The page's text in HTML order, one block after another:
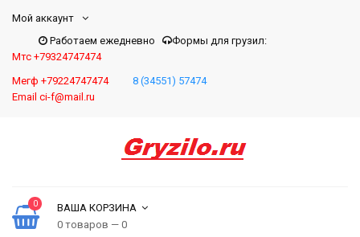
Мой аккаунт
Работаем ежедневно
Формы для грузил:
Мтс +79324747474
Мегф +79224747474
8 (34551) 57474
Email ci-f@mail.ru
0
ВАША КОРЗИНА
0 товаров — 0